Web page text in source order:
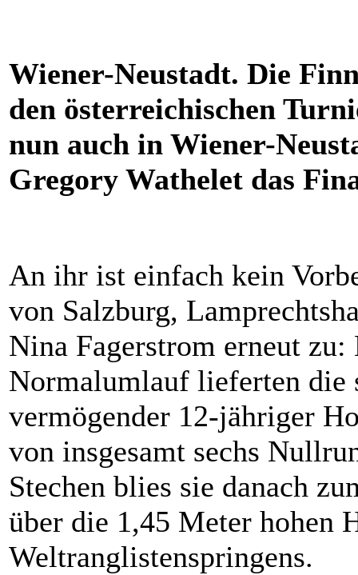
Wiener-Neustadt. Die
den österreichischen
nun auch in Wiener-
Gregory Wathelet das
An ihr ist einfach kein
von Salzburg,
Nina Fagerstrom erneut
Normalumlauf lieferten die
vermögender 12-jähriger
von insgesamt sechs
Stechen blies sie danach
über die 1,45 Meter hohen
Weltranglistenspringens.